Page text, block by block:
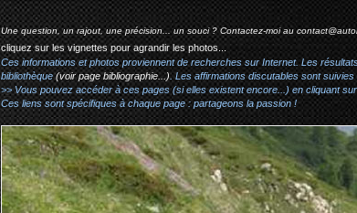
Une question, un rajout, une précision... un souci ? Contactez-moi au
cliquez sur les vignettes pour agrandir les photos...
Ces informations et photos proviennent de recherches sur Internet. Les
bibliothèque(voir page bibliographie...). Les affirmations discutables sont suivies
>> Vous pouvez accéder à ces pages (si elles existent encore...) en cliquant
Ces liens sont spécifiques à chaque page : partageons la passion !